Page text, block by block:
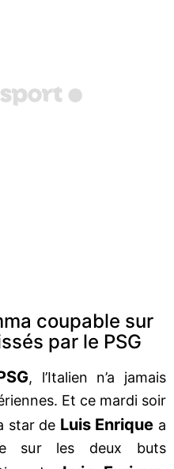
coupable sur
par le PSG
, l’Italien n’a jamais
Et ce mardi soir
star de Luis Enrique a
sur les deux buts